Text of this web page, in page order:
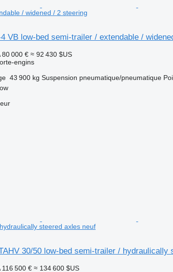
/ widened / 2 steering
VB low-bed semi-trailer / extendable /
80 000 € ≈ 92 430 $US
engins
43 900 kg Suspension pneumatique/pneumatique
steered axles neuf
30/50 low-bed semi-trailer / hydraulically
116 500 € ≈ 134 600 $US